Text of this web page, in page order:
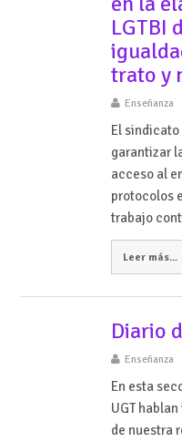
LGTBI
trato y
Enseñanza
El
garantizar
acceso al
protocolos
trabajo
Leer más...
Diario
Enseñanza
En esta
UGT
de nuestra